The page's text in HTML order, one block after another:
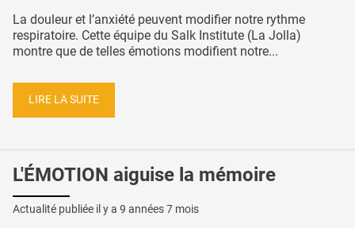
La douleur et l’anxiété peuvent modifier notre rythme
respiratoire. Cette équipe du Salk Institute (La Jolla)
montre que de telles émotions modifient notre...
LIRE LA SUITE
L'ÉMOTION aiguise la mémoire
Actualité publiée il y a 9 années 7 mois